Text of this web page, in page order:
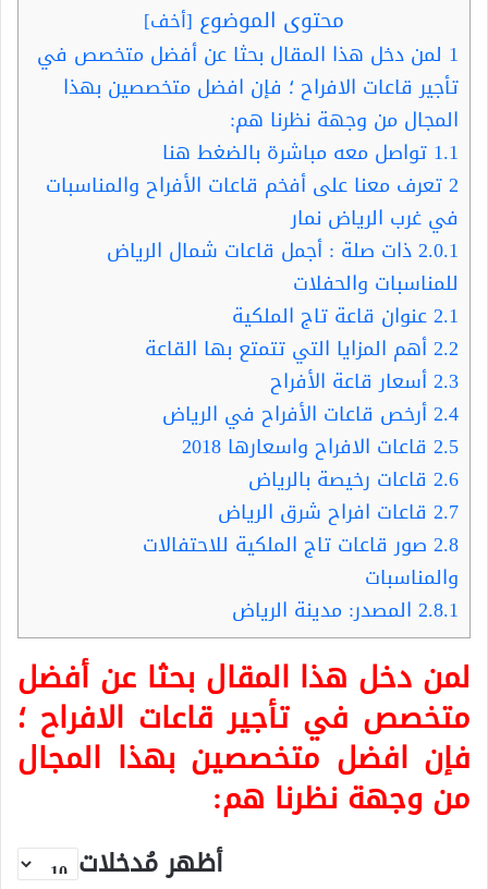
محتوى الموضوع [أخف]
1 لمن دخل هذا المقال بحثا عن أفضل متخصص في
تأجير قاعات الافراح ؛ فإن افضل متخصصين بهذا
المجال من وجهة نظرنا هم:
1.1 تواصل معه مباشرة بالضغط هنا
2تعرف معنا على أفخم قاعات الأفراح والمناسبات
في غرب الرياض نمار
2.0.1ذات صلة : أجمل قاعات شمال الرياض
للمناسبات والحفلات
2.1عنوان قاعة تاج الملكية
2.2أهم المزايا التي تتمتع بها القاعة
2.3أسعار قاعة الأفراح
2.4أرخص قاعات الأفراح في الرياض
2.5 قاعات الافراح واسعارها 2018
2.6 قاعات رخيصة بالرياض
2.7 قاعات افراح شرق الرياض
2.8 صور قاعات تاج الملكية للاحتفالات
والمناسبات
2.8.1 المصدر: مدينة الرياض
لمن دخل هذا المقال بحثا عن أفضل
متخصص في تأجير قاعات الافراح ؛
فإن افضل متخصصين بهذا المجال
من وجهة نظرنا هم:
أظهر مُدخلات